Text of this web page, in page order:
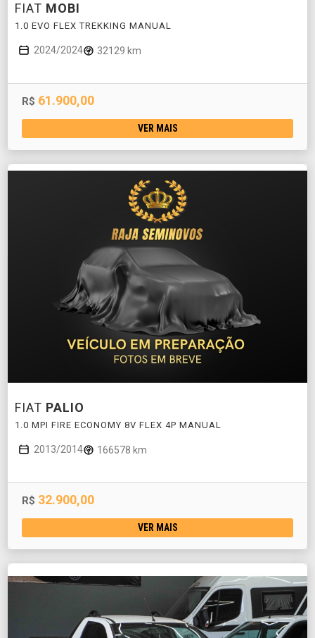
FIAT MOBI
1.0 EVO FLEX TREKKING MANUAL
2024/2024 32129 km
R$ 61.900,00
VER MAIS
FIAT PALIO
1.0 MPI FIRE ECONOMY 8V FLEX 4P MANUAL
2013/2014 166578 km
R$ 32.900,00
VER MAIS